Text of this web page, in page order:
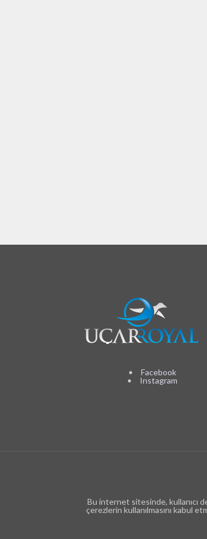
Facebook
Instagram
Bu internet sitesinde, kullanıcı
çerezlerin kullanılmasını kabul